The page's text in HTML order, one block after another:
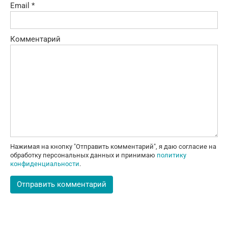
Email *
Комментарий
Нажимая на кнопку "Отправить комментарий", я даю согласие на
обработку персональных данных и принимаю политику
конфиденциальности.